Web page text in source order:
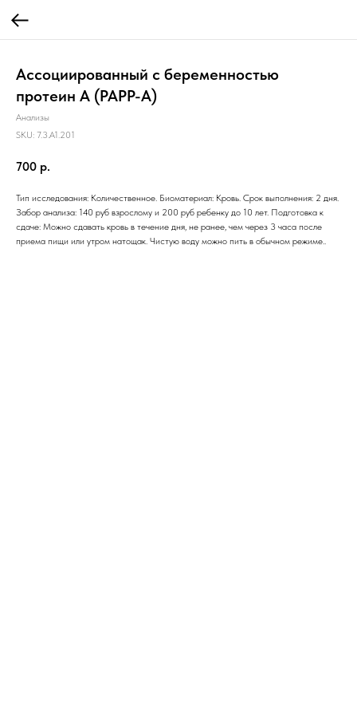
Ассоциированный с беременностью
протеин А (PAPP-A)
Анализы
SKU: 7.3.A1.201
700 р.
Тип исследования: Количественное. Биоматериал: Кровь. Срок выполнения: 2 дня.
Забор анализа: 140 руб взрослому и 200 руб ребенку до 10 лет. Подготовка к
сдаче: Можно сдавать кровь в течение дня, не ранее, чем через 3 часа после
приема пищи или утром натощак. Чистую воду можно пить в обычном режиме..